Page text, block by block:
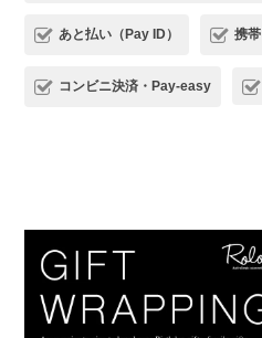
プランプピアス
した。このピアスは違和感なくつ
ルバーでどんなファションにも合う
ます。 ありがとうございました。
あと払い（Pay ID） 携
コンビニ決済・Pay-easy